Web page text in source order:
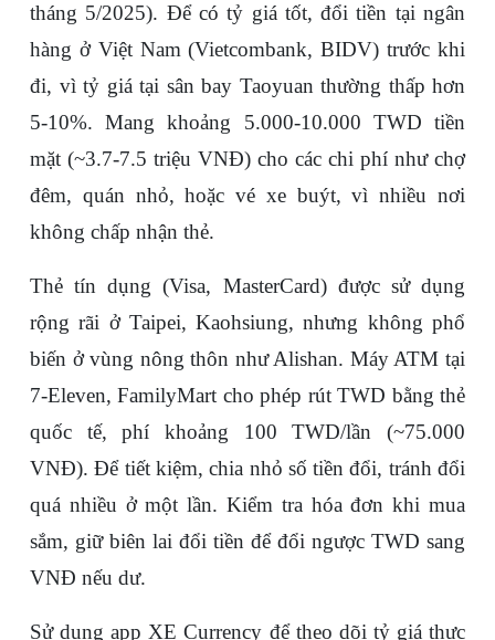
tháng 5/2025). Để có tỷ giá tốt, đổi tiền tại ngân
hàng ở Việt Nam (Vietcombank, BIDV) trước khi
đi, vì tỷ giá tại sân bay Taoyuan thường thấp hơn
5-10%. Mang khoảng 5.000-10.000 TWD tiền
mặt (~3.7-7.5 triệu VNĐ) cho các chi phí như chợ
đêm, quán nhỏ, hoặc vé xe buýt, vì nhiều nơi
không chấp nhận thẻ.
Thẻ tín dụng (Visa, MasterCard) được sử dụng
rộng rãi ở Taipei, Kaohsiung, nhưng không phổ
biến ở vùng nông thôn như Alishan. Máy ATM tại
7-Eleven, FamilyMart cho phép rút TWD bằng thẻ
quốc tế, phí khoảng 100 TWD/lần (~75.000
VNĐ). Để tiết kiệm, chia nhỏ số tiền đổi, tránh đổi
quá nhiều ở một lần. Kiểm tra hóa đơn khi mua
sắm, giữ biên lai đổi tiền để đổi ngược TWD sang
VNĐ nếu dư.
Sử dụng app XE Currency để theo dõi tỷ giá thực